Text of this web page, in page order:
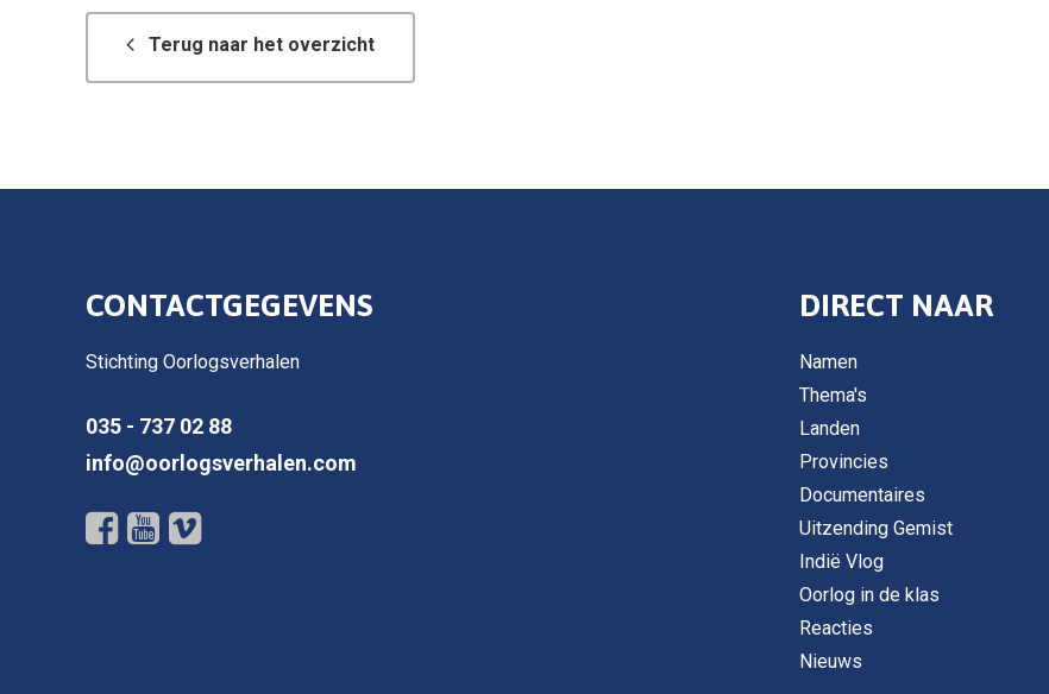
Terug naar het overzicht
CONTACTGEGEVENS
Stichting Oorlogsverhalen
035 - 737 02 88
info@oorlogsverhalen.com
DIRECT NAAR
Namen
Thema's
Landen
Provincies
Documentaires
Uitzending Gemist
Indië Vlog
Oorlog in de klas
Reacties
Nieuws